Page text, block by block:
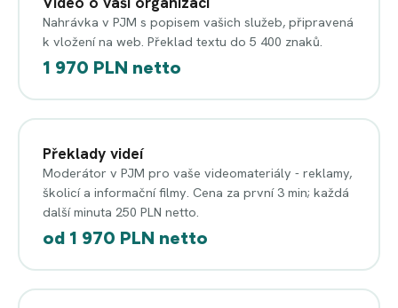
Nahrávka v PJM s popisem vašich služeb, připravená
k vložení na web. Překlad textu do 5 400 znaků.
1 970 PLN netto
Překlady videí
Moderátor v PJM pro vaše videomateriály - reklamy,
školicí a informační filmy. Cena za první 3 min; každá
další minuta 250 PLN netto.
od 1 970 PLN netto